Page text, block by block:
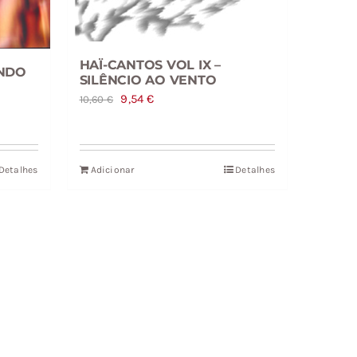
Detalhes
HAÏ-CANTOS VOL IX –
SILÊNCIO AO VENTO
10,60€
O
original
era:
9,54€O
atual
Adicionar Detalhes